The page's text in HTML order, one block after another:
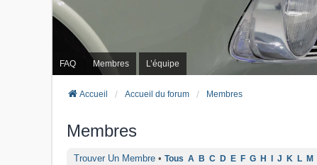
FAQ Membres L’équipe
Accueil Accueil du forum Membres
Membres
Trouver Un Membre • Tous A B C D E F G H J K L M